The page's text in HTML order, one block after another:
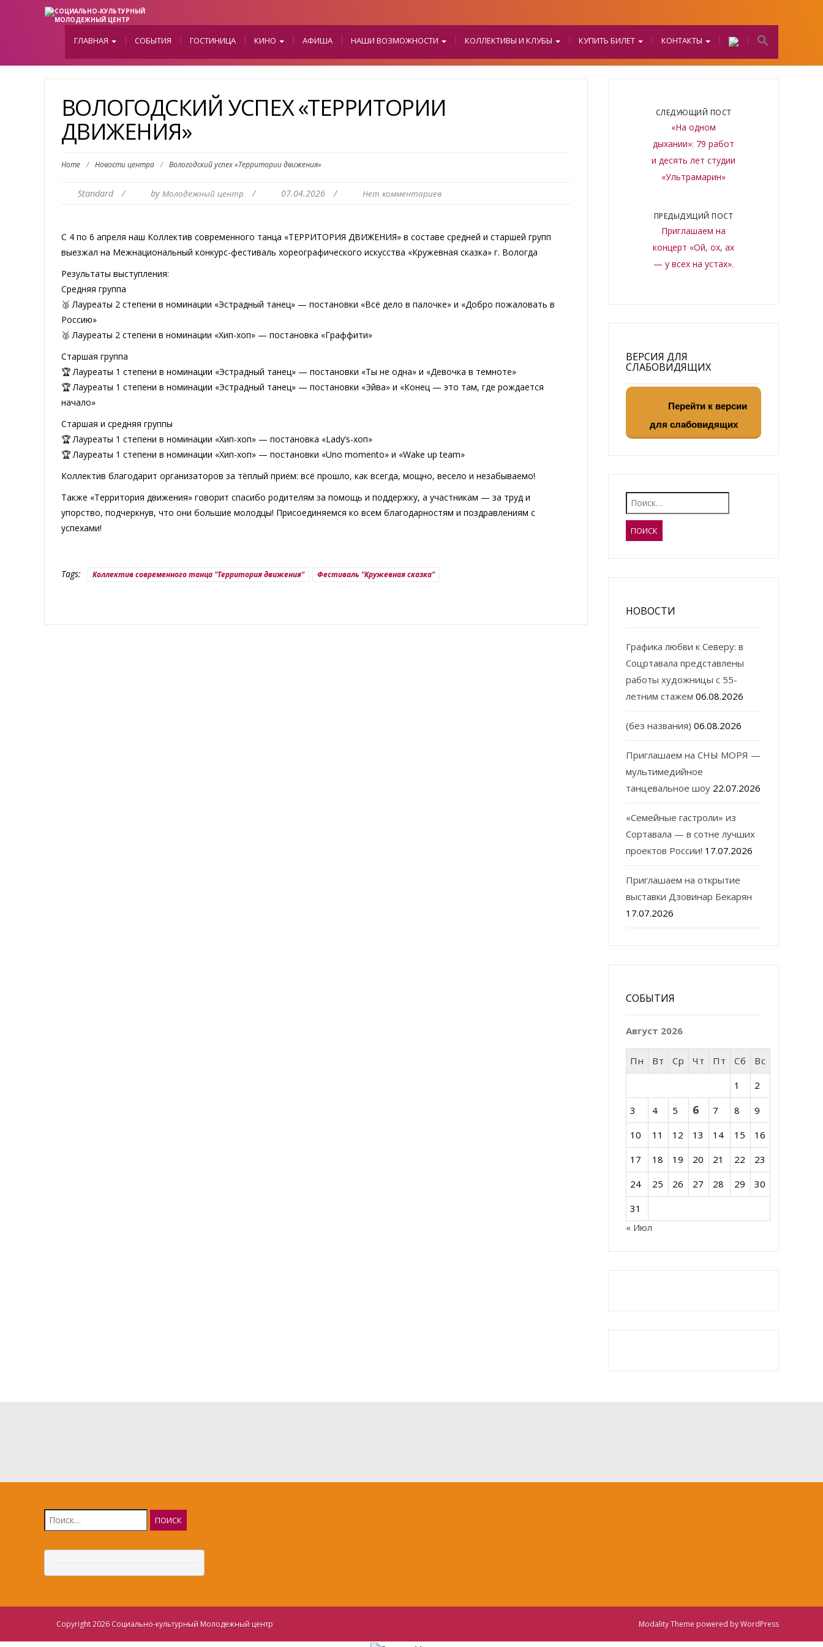
ГЛАВНАЯ СОБЫТИЯ ГОСТИНИЦА КИНО АФИША НАШИ ВОЗМОЖНОСТИ КОЛЛЕКТИВЫ И КЛУБЫ КУПИТЬ БИЛЕТ КОНТАКТЫ
ВОЛОГОДСКИЙ УСПЕХ «ТЕРРИТОРИИ
ДВИЖЕНИЯ»
Home / Новости центра / Вологодский успех «Территории движения»
Standard / byМолодежный центр / 07.04.2026 / Нет комментариев
С 4 по 6 апреля наш Коллектив современного танца «ТЕРРИТОРИЯ ДВИЖЕНИЯ» в составе средней и старшей групп
выезжал на Межнациональный конкурс-фестиваль хореографического искусства «Кружевная сказка» г. Вологда
Результаты выступления:
Средняя группа
🥈 Лауреаты 2 степени в номинации «Эстрадный танец» — постановки «Всё дело в палочке» и «Добро пожаловать в
Россию»
🥈 Лауреаты 2 степени в номинации «Хип-хоп» — постановка «Граффити»
Старшая группа
🏆 Лауреаты 1 степени в номинации «Эстрадный танец» — постановки «Ты не одна» и «Девочка в темноте»
🏆 Лауреаты 1 степени в номинации «Эстрадный танец» — постановки «Эйва» и «Конец — это там, где рождается
начало»
Старшая и средняя группы
🏆 Лауреаты 1 степени в номинации «Хип-хоп» — постановка «Lady’s-хоп»
🏆 Лауреаты 1 степени в номинации «Хип-хоп» — постановки «Uno momento» и «Wake up team»
Коллектив благодарит организаторов за тёплый приём: всё прошло, как всегда, мощно, весело и незабываемо!
Также «Территория движения» говорит спасибо родителям за помощь и поддержку, а участникам — за труд и
упорство, подчеркнув, что они большие молодцы! Присоединяемся ко всем благодарностям и поздравлениям с
успехами!
Tags: Коллектив современного танца "Территория движения" Фестиваль "Кружевная сказка"
СЛЕДУЮЩИЙ ПОСТ
«На одном
дыхании»: 79 работ
и десять лет студии
«Ультрамарин»
ПРЕДЫДУЩИЙ ПОСТ
Приглашаем на
концерт «Ой, ох, ах
— у всех на устах».
ВЕРСИЯ ДЛЯ
СЛАБОВИДЯЩИХ
Перейти к версии
для слабовидящих
Найти:
НОВОСТИ
Графика любви к Северу: в
Соцртавала представлены
работы художницы с 55-
летним стажем 06.08.2026
(без названия) 06.08.2026
Приглашаем на СНЫ МОРЯ —
мультимедийное
танцевальное шоу 22.07.2026
«Семейные гастроли» из
Сортавала — в сотне лучших
проектов России! 17.07.2026
Приглашаем на открытие
выставки Дзовинар Бекарян
17.07.2026
СОБЫТИЯ
Август 2026
Пн Вт Ср Чт Пт Сб
Вс
1
2
3 4 5 6 7 8
9
10
11 12 13 14 15
16
17
18 19 20 21 22
23
24
25 26 27 28 29
30
31
« Июл
Найти:
Copyright 2026 Социально-культурный Молодежный центр Modality Theme powered byWordPress